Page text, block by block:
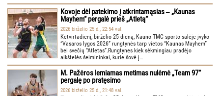
Kovoje dėl patekimo į atkrintamąsias ‒ „Kaunas
Mayhem“ pergalė prieš „Atletą“
2026 birželio 25 d., 22:54 val.
Ketvirtadienį, birželio 25 dieną, Kauno TMC sporto salėje įvyko
“Vasaros lygos 2026” rungtynės tarp vietos “Kaunas Mayhem”
bei svečių “Atletas”.Rungtynes kiek sėkmingiau pradėjo
aikštelės šeimininkai, kurie šovė į…
M. Pažėros lemiamas metimas nulėmė „Team 97“
pergalę po pratęsimo
2026 birželio 25 d., 21:48 val.